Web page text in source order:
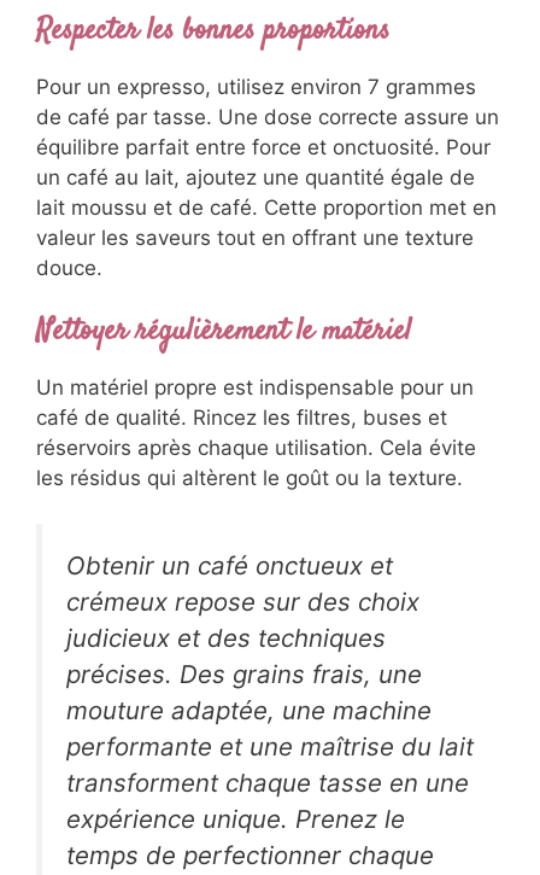
Respecter les bonnes proportions
Pour un expresso, utilisez environ 7 grammes
de café par tasse. Une dose correcte assure un
équilibre parfait entre force et onctuosité. Pour
un café au lait, ajoutez une quantité égale de
lait moussu et de café. Cette proportion met en
valeur les saveurs tout en offrant une texture
douce.
Nettoyer régulièrement le matériel
Un matériel propre est indispensable pour un
café de qualité. Rincez les filtres, buses et
réservoirs après chaque utilisation. Cela évite
les résidus qui altèrent le goût ou la texture.
Obtenir un café onctueux et
crémeux repose sur des choix
judicieux et des techniques
précises. Des grains frais, une
mouture adaptée, une machine
performante et une maîtrise du lait
transforment chaque tasse en une
expérience unique. Prenez le
temps de perfectionner chaque